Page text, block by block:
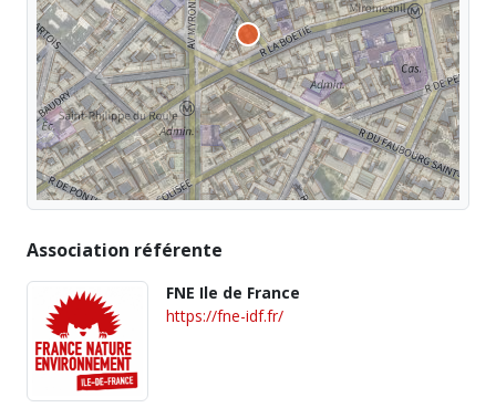
Association référente
FNE Ile de France
https://fne-idf.fr/